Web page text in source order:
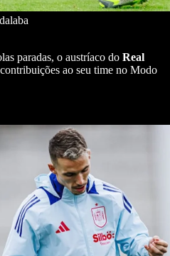
paradas, o austríaco do Real
ao seu time no Modo